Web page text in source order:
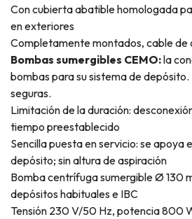
Con cubierta abatible homologada
en exteriores
Completamente montados, cable de
Bombas sumergibles CEMO:la
bombas para su sistema de depósito.
seguras.
Limitación de la duración:
tiempo preestablecido
Sencilla puesta en servicio: se apoya
depósito; sin altura de aspiración
Bomba centrífuga sumergible Ø 130
depósitos habituales e IBC
Tensión 230 V/50 Hz, potencia 800